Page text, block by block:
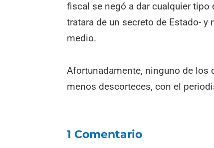
fiscal se negó a dar cualquier
tratara de un secreto de Estado-
medio.
Afortunadamente, ninguno de los
menos descorteces, con el
1 Comentario